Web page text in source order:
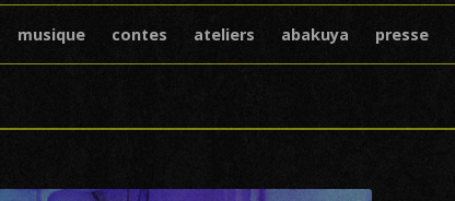
Skip to content
musique contes ateliers abakuya presse